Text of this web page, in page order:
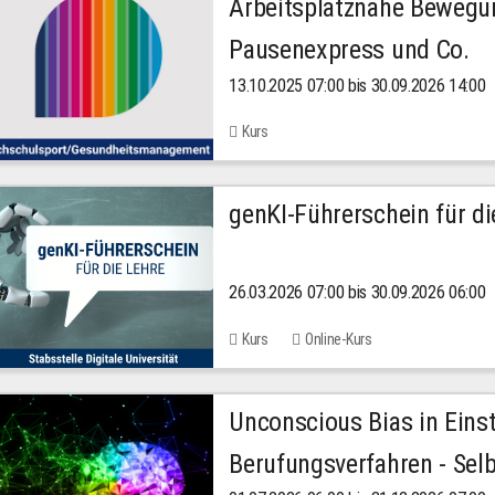
Arbeitsplatznahe
Pausenexpress und Co.
13.10.2025 07:00 bis 30.09.2026 14:00
Kurs
genKI-Führerschein für
26.03.2026 07:00 bis 30.09.2026 06:00
Kurs Online-Kurs
Unconscious Bias in
Berufungsverfahren -